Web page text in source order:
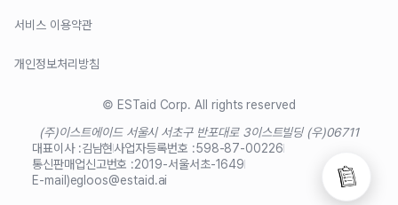
서비스 이용약관
개인정보처리방침
© ESTaid Corp. All rights reserved
(주)이스트에이드 서울시 서초구 반포대로 3이스트빌딩 (우)06711
대표이사 :김남현사업자등록번호 :598-87-00226
통신판매업신고번호 :2019-서울서초-1649
E-mail)egloos@estaid.ai